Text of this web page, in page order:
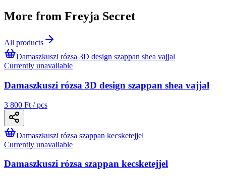
More from Freyja Secret
All products
Damaszkuszi rózsa 3D design szappan shea vajjal
Currently unavailable
Damaszkuszi rózsa 3D design szappan shea vajjal
3 800 Ft / pcs
Damaszkuszi rózsa szappan kecsketejjel
Currently unavailable
Damaszkuszi rózsa szappan kecsketejjel